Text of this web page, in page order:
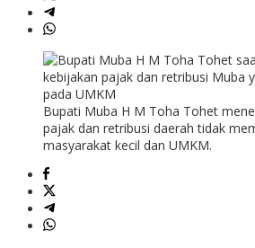
Bupati Muba H M Toha Tohet
pajak dan retribusi daerah tidak
masyarakat kecil dan UMKM.